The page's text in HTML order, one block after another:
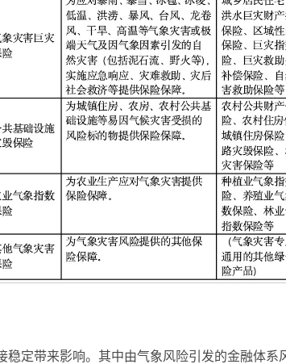
定带来影响。其中由气象风险引发的金融体